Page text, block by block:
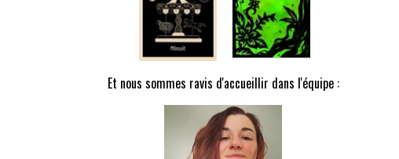
Collectif Collectif
Et nous sommes ravis d'accueillir dans l'équipe :